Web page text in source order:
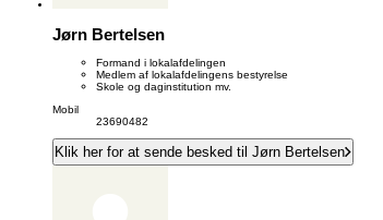
Jørn Bertelsen
Formand i lokalafdelingen
Medlem af lokalafdelingens bestyrelse
Skole og daginstitution mv.
Mobil
23690482
Klik her for at sende besked til Jørn Bertelsen